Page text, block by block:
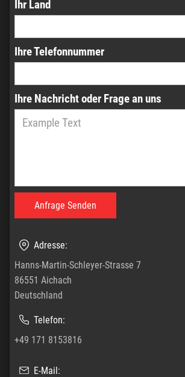
Ihr Land
Ihre Telefonnummer
Ihre Nachricht oder Frage an uns
Adresse:
Hanns-Martin-Schleyer-Strasse 7
86551 Aichach
Deutschland
Telefon:
+49 171 8153816
E-Mail: